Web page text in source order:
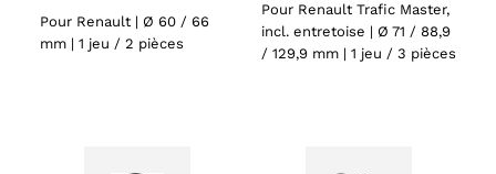
Pour Renault | Ø 60 / 66
mm | 1 jeu / 2 pièces
Pour Renault Trafic Master,
incl. entretoise | Ø 71 / 88,9
/ 129,9 mm | 1 jeu / 3 pièces